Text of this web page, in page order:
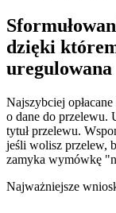
dzięki
uregulowana
Najszybciej
o dane do przelewu.
tytuł przelewu.
jeśli wolisz przelew,
zamyka wymówkę
Najważniejsze